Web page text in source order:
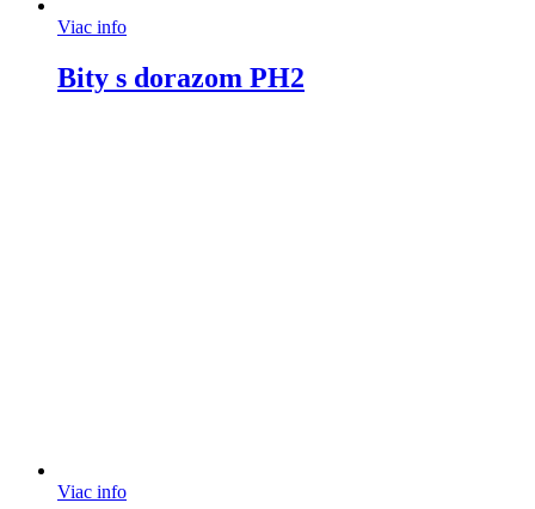
Viac info
Bity s dorazom PH2
Viac info